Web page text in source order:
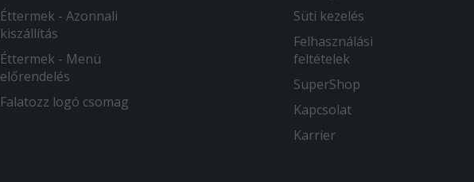
Éttermek - Azonnali
kiszállítás
Éttermek - Menü
előrendelés
Falatozz logó csomag
Süti kezelés
Felhasználási
feltételek
SuperShop
Kapcsolat
Karrier